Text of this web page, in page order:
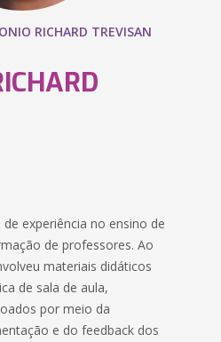
RICHARD TREVISAN
experiência no ensino de
de professores. Ao
materiais didáticos
de sala de aula,
por meio da
e do feedback dos